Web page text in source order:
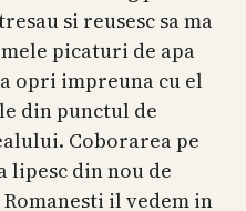
si reusesc sa ma
picaturi de apa
opri impreuna cu el
din punctul de
Coborarea pe
lipesc din nou de
il vedem in